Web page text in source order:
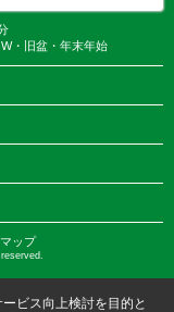
・旧盆・年末年始
ップ
ビス向上検討を目的と